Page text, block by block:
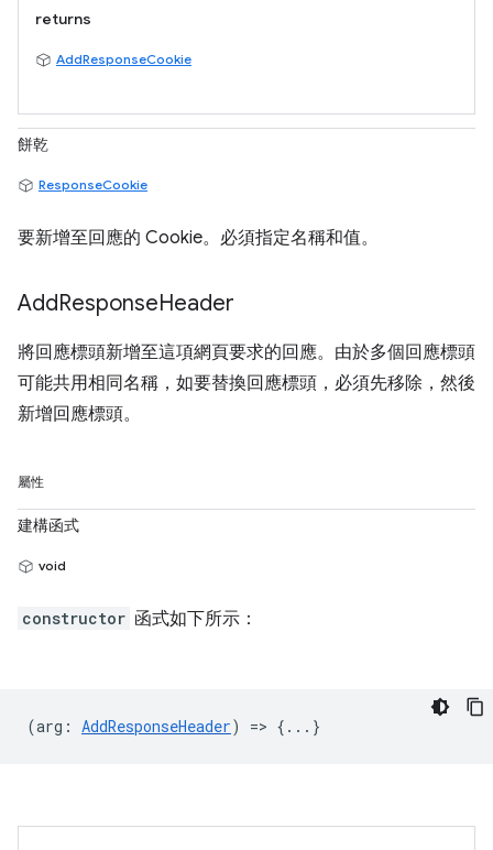
returns
AddResponseCookie
餅乾
ResponseCookie
要新增至回應的 Cookie。必須指定名稱和值。
AddResponseHeader
將回應標頭新增至這項網頁要求的回應。由於多個回應標頭
可能共用相同名稱，如要替換回應標頭，必須先移除，然後
新增回應標頭。
屬性
建構函式
void
constructor 函式如下所示：
(arg : AddResponseHeader) => {...}